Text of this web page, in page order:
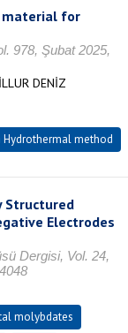
material for
978, Şubat 2025,
DENİZ
method
Structured
Electrodes
Dergisi, Vol. 24,
molybdates